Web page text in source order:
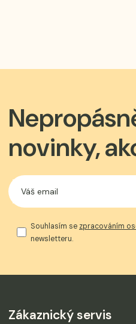
novinky,
Souhlasím se zpracováním
newsletteru.
Zákaznický servis